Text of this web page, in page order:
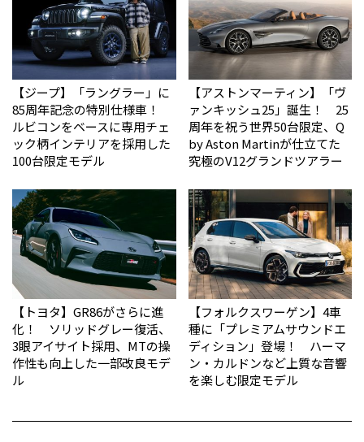
【ジープ】「ラングラー」に
85周年記念の特別仕様車！
ルビコンをベースに専用チェ
ック柄インテリアを採用した
100台限定モデル
【アストンマーティン】「ヴ
ァンキッシュ25」誕生！ 25
周年を祝う世界50台限定、Q
by Aston Martinが仕立てた
究極のV12グランドツアラー
【トヨタ】GR86がさらに進
化！ ソリッドグレー復活、
3眼アイサイト採用、MTの操
作性も向上した一部改良モデ
ル
【フォルクスワーゲン】4車
種に「プレミアムサウンドエ
ディション」登場！ ハーマ
ン・カルドンなど上質な音響
を楽しむ限定モデル